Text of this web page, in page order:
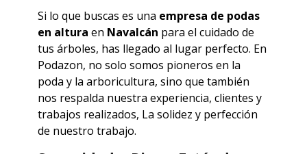
Si lo que buscas es una empresa de podas
en altura en Navalcán para el cuidado de
tus árboles, has llegado al lugar perfecto. En
Podazon, no solo somos pioneros en la
poda y la arboricultura, sino que también
nos respalda nuestra experiencia, clientes y
trabajos realizados, La solidez y perfección
de nuestro trabajo.